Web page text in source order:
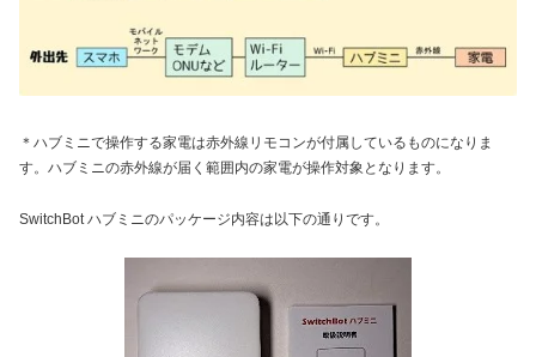
＊ハブミニで操作する家電は赤外線リモコンが付属しているものになりま
す。ハブミニの赤外線が届く範囲内の家電が操作対象となります。
SwitchBot ハブミニのパッケージ内容は以下の通りです。